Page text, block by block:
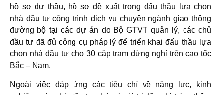
hồ sơ dự thầu, hồ sơ đề xuất trong đấu thầu lựa chọn
nhà đầu tư công trình dịch vụ chuyên ngành giao thông
đường bộ tại các dự án do Bộ GTVT quản lý, các chủ
đầu tư đã đủ công cụ pháp lý để triển khai đấu thầu lựa
chọn nhà đầu tư cho 30 cặp trạm dừng nghỉ trên cao tốc
Bắc – Nam.
Ngoài việc đáp ứng các tiêu chí về năng lực, kinh